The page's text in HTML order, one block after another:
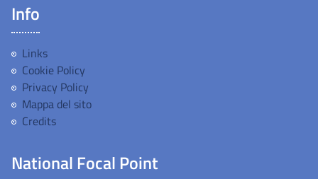
Info
Links
Cookie Policy
Privacy Policy
Mappa del sito
Credits
National Focal Point